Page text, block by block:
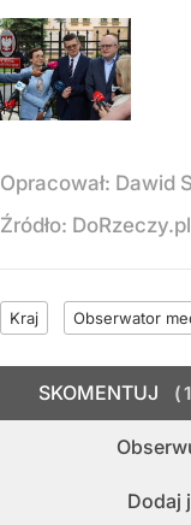
Opracował: Dawid
Źródło: DoRzeczy.pl
Kraj Obserwator
Dodaj
SKOMENTUJ 1